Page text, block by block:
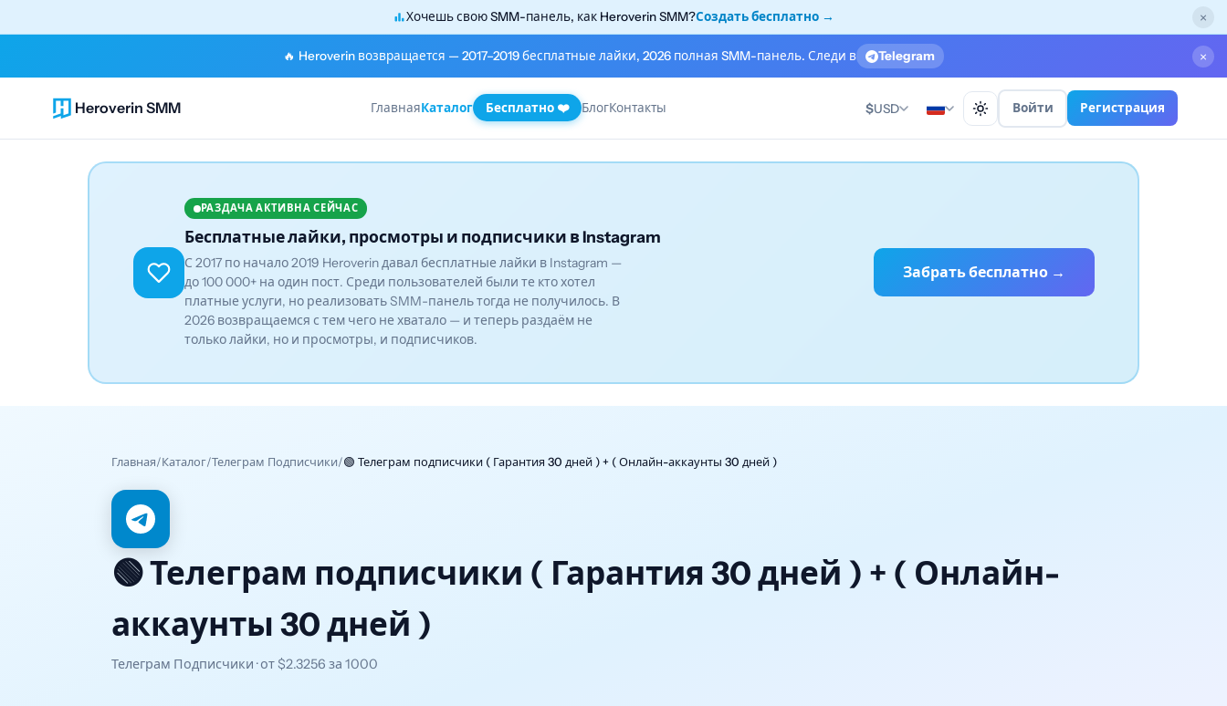
Хочешь свою SMM-панель, как Heroverin SMM?Создать бесплатно → ×
🔥 Heroverin возвращается — 2017–2019 бесплатные лайки, 2026 полная SMM-панель. Следи в Telegram ×
Heroverin SMM ГлавнаяКаталог Бесплатно ❤️ БлогКонтакты $USD Войти Регистрация
РАЗДАЧА АКТИВНА СЕЙЧАС
Бесплатные лайки, просмотры и подписчики в Instagram
С 2017 по начало 2019 Heroverin давал бесплатные лайки в Instagram —
до 100 000+ на один пост. Среди пользователей были те кто хотел
платные услуги, но реализовать SMM-панель тогда не получилось. В
2026 возвращаемся с тем чего не хватало — и теперь раздаём не
только лайки, но и просмотры, и подписчиков.
Забрать бесплатно →
Главная/Каталог/Телеграм Подписчики/🟢 Телеграм подписчики ( Гарантия 30 дней ) + ( Онлайн-аккаунты 30 дней )
🟢 Телеграм подписчики ( Гарантия 30 дней ) + ( Онлайн-
аккаунты 30 дней )
Телеграм Подписчики · от $2.3256 за 1000